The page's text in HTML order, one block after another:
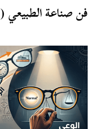
فن صناعة الطبيعي (0-10)